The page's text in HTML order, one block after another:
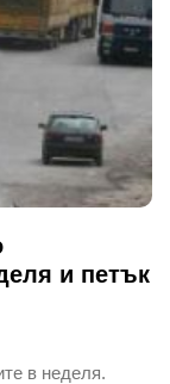
и петък
в неделя.